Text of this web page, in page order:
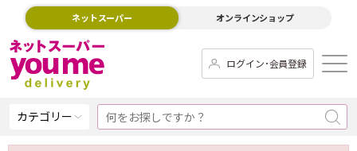
ネットスーパー オンラインショップ
ログイン･会員登録
カテゴリー